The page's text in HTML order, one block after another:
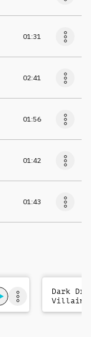
01:31
02:41
01:56
01:42
01:43
Dark
Villains